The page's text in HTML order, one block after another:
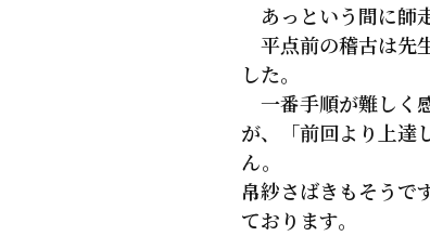
あっという間に師
平点前の稽古は先
した。
一番手順が難しく
が、「前回より上達
ん。
帛紗さばきもそうで
ております。